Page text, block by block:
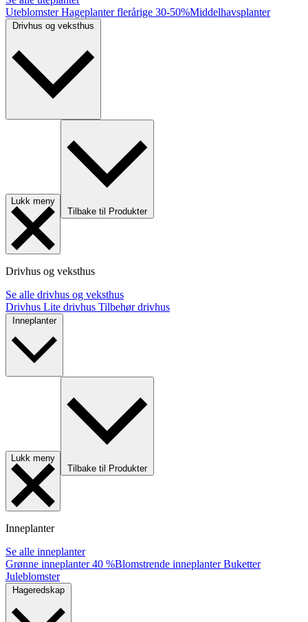
UteblomsterHageplanter flerårige 30-50%Middelhavsplanter
Lukk meny
Tilbake til Produkter
Drivhus og veksthus
Se alle drivhus og veksthus
Drivhus Lite drivhus Tilbehør drivhus
Inneplanter
Lukk meny
Tilbake til Produkter
Inneplanter
Se alle inneplanter
Grønne inneplanter40 %Blomstrende inneplanterBuketter
Juleblomster